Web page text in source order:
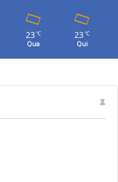
23 ℃
Qua
23 ℃
Qui